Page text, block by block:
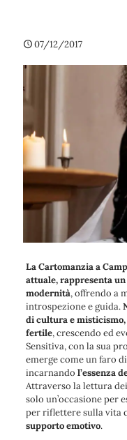
07/12/2017
La Cartomanzia a
attuale, rappresenta
modernità, offrendo a
introspezione e guida.
di cultura e
fertile, crescendo ed
Sensitiva, con la sua
emerge come un faro
incarnando l’essenza
Attraverso la lettura
solo un’occasione per
per riflettere sulla vita
supporto emotivo.